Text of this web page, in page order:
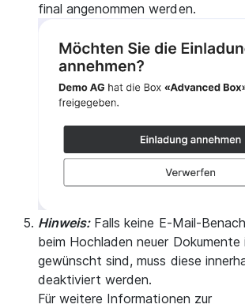
final angenommen werden.
Hinweis:Falls keine E-Mail-
beim Hochladen neuer Dokumente
gewünscht sind, muss diese
deaktiviert werden.
Für weitere Informationen zur